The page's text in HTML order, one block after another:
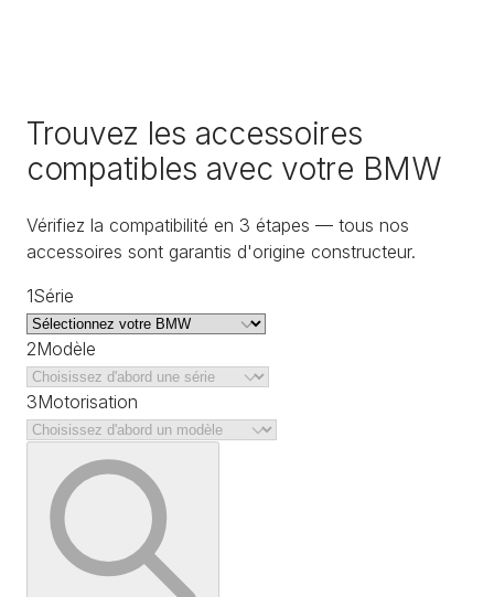
Trouvez les accessoires
compatibles avec votre BMW
Vérifiez la compatibilité en 3 étapes — tous nos
accessoires sont garantis d'origine constructeur.
1Série
2Modèle
3Motorisation